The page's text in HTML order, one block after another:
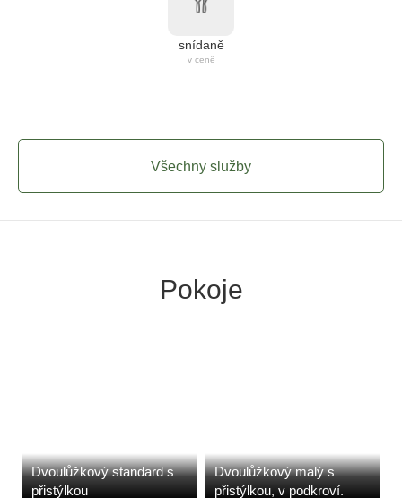
snídaně
v ceně
Všechny služby
Pokoje
Dvoulůžkový standard s
přistýlkou
Dvoulůžkový malý s
přistýlkou, v podkroví.